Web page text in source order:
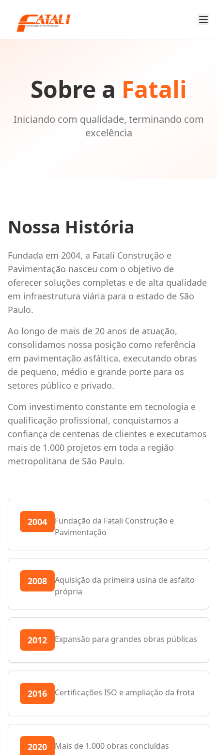
Sobre a Fatali
Iniciando com qualidade, terminando com
excelência
Nossa História
Fundada em 2004, a Fatali Construção e
Pavimentação nasceu com o objetivo de
oferecer soluções completas e de alta qualidade
em infraestrutura viária para o estado de São
Paulo.
Ao longo de mais de 20 anos de atuação,
consolidamos nossa posição como referência
em pavimentação asfáltica, executando obras
de pequeno, médio e grande porte para os
setores público e privado.
Com investimento constante em tecnologia e
qualificação profissional, conquistamos a
confiança de centenas de clientes e executamos
mais de 1.000 projetos em toda a região
metropolitana de São Paulo.
2004
Fundação da Fatali Construção e
Pavimentação
2008
Aquisição da primeira usina de asfalto
própria
2012 Expansão para grandes obras públicas
2016 Certificações ISO e ampliação da frota
2020 Mais de 1.000 obras concluídas